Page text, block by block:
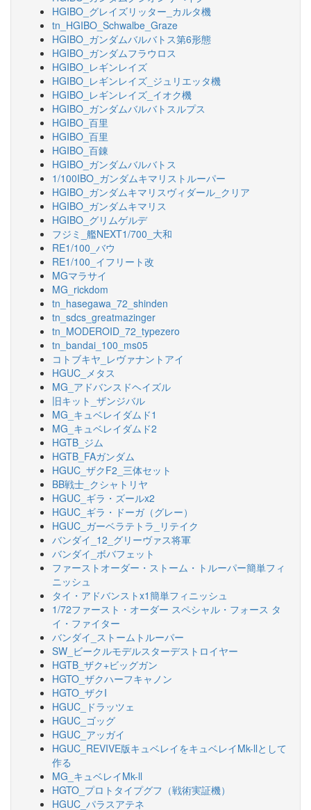
HGIBO_グレイズリッター_カルタ機
tn_HGIBO_Schwalbe_Graze
HGIBO_ガンダムバルバトス第6形態
HGIBO_ガンダムフラウロス
HGIBO_レギンレイズ
HGIBO_レギンレイズ_ジュリエッタ機
HGIBO_レギンレイズ_イオク機
HGIBO_ガンダムバルバトスルプス
HGIBO_百里
HGIBO_百里
HGIBO_百錬
HGIBO_ガンダムバルバトス
1/100IBO_ガンダムキマリストルーパー
HGIBO_ガンダムキマリスヴィダール_クリア
HGIBO_ガンダムキマリス
HGIBO_グリムゲルデ
フジミ_艦NEXT1/700_大和
RE1/100_バウ
RE1/100_イフリート改
MGマラサイ
MG_rickdom
tn_hasegawa_72_shinden
tn_sdcs_greatmazinger
tn_MODEROID_72_typezero
tn_bandai_100_ms05
コトブキヤ_レヴァナントアイ
HGUC_メタス
MG_アドバンスドヘイズル
旧キット_ザンジバル
MG_キュベレイダムド1
MG_キュベレイダムド2
HGTB_ジム
HGTB_FAガンダム
HGUC_ザクF2_三体セット
BB戦士_クシャトリヤ
HGUC_ギラ・ズールx2
HGUC_ギラ・ドーガ（グレー）
HGUC_ガーベラテトラ_リテイク
バンダイ_12_グリーヴァス将軍
バンダイ_ボバフェット
ファーストオーダー・ストーム・トルーパー簡単フィ
ニッシュ
タイ・アドバンストx1簡単フィニッシュ
1/72ファースト・オーダー スペシャル・フォース タ
イ・ファイター
バンダイ_ストームトルーパー
SW_ビークルモデルスターデストロイヤー
HGTB_ザク+ビッグガン
HGTO_ザクハーフキャノン
HGTO_ザクI
HGUC_ドラッツェ
HGUC_ゴッグ
HGUC_アッガイ
HGUC_REVIVE版キュベレイをキュベレイMk-llとして
作る
MG_キュベレイMk-ll
HGTO_プロトタイプグフ（戦術実証機）
HGUC_パラスアテネ